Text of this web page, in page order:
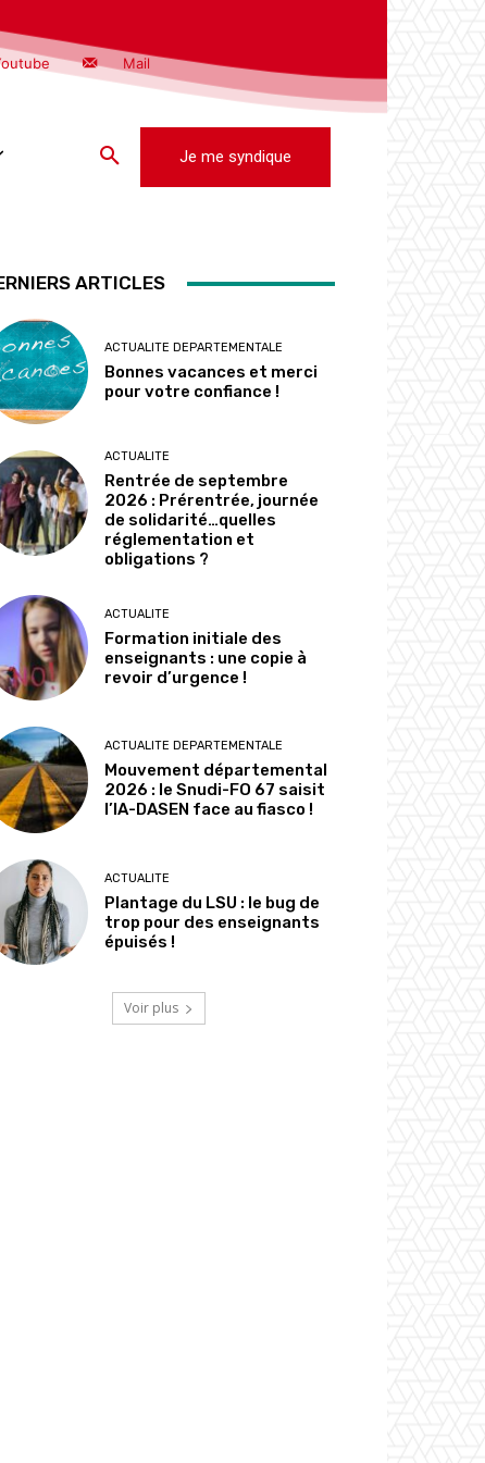
Mail
Je me syndique
ARTICLES
ACTUALITE DEPARTEMENTALE
Bonnes vacances et merci
pour votre confiance !
ACTUALITE
Rentrée de septembre
2026 : Prérentrée, journée
de solidarité…quelles
réglementation et
obligations ?
ACTUALITE
Formation initiale des
enseignants : une copie à
revoir d’urgence !
ACTUALITE DEPARTEMENTALE
Mouvement départemental
2026 : le Snudi-FO 67 saisit
l’IA-DASEN face au fiasco !
ACTUALITE
Plantage du LSU : le bug de
trop pour des enseignants
épuisés !
Voir plus